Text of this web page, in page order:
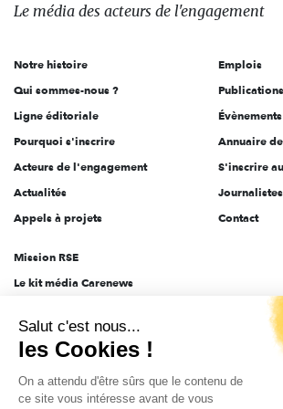
l'engagement
Le média des acteurs de l'engagement
Notre histoire
Qui sommes-nous ?
Ligne éditoriale
Pourquoi s'inscrire
Acteurs de l'engagement
Actualités
Appels à projets
Emplois
Publications
Évènements
Annuaire
S'inscrire
Contact
Mission RSE
Le kit média Carenews
AEF info
Novethic
PRODURABLE
Salut c'est nous...
les Cookies !
On a attendu d'être sûrs que le contenu de
ce site vous intéresse avant de vous